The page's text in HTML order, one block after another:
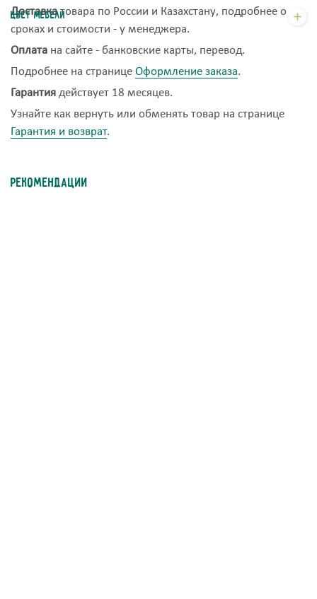
Доставкатовара по России и Казахстану, подробнее о
сроках и стоимости - у менеджера.
Оплата на сайте - банковские карты, перевод.
Подробнее на странице Оформление заказа.
Гарантия действует 18 месяцев.
Узнайте как вернуть или обменять товар на странице
Гарантия и возврат.
Цвет мебели
Рекомендации